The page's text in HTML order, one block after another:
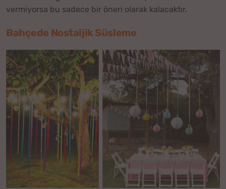
vermiyorsa bu sadece bir öneri olarak kalacaktır.
Bahçede Nostaljik Süsleme